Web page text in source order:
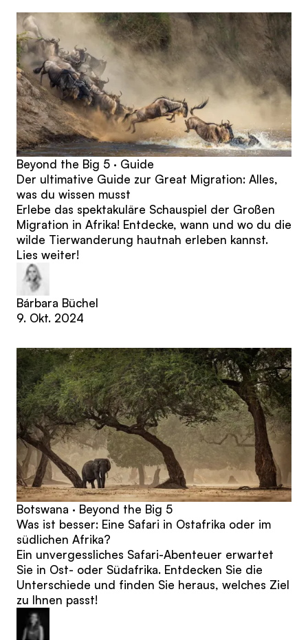
Beiträge
Beyond the Big 5 · Guide
Der ultimative Guide zur Great Migration: Alles,
was du wissen musst
Erlebe das spektakuläre Schauspiel der Großen
Migration in Afrika! Entdecke, wann und wo du die
wilde Tierwanderung hautnah erleben kannst.
Lies weiter!
Bárbara Büchel
9. Okt. 2024
Botswana · Beyond the Big 5
Was ist besser: Eine Safari in Ostafrika oder im
südlichen Afrika?
Ein unvergessliches Safari-Abenteuer erwartet
Sie in Ost- oder Südafrika. Entdecken Sie die
Unterschiede und finden Sie heraus, welches Ziel
zu Ihnen passt!